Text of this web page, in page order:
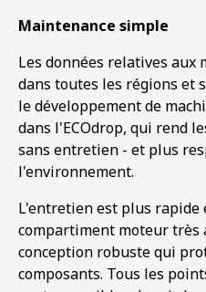
Maintenance simple
Les données relatives aux
dans toutes les régions et
le développement de
dans l'ECOdrop, qui rend
sans entretien - et plus
l'environnement.
L'entretien est plus rapide
compartiment moteur très
conception robuste qui
composants. Tous les